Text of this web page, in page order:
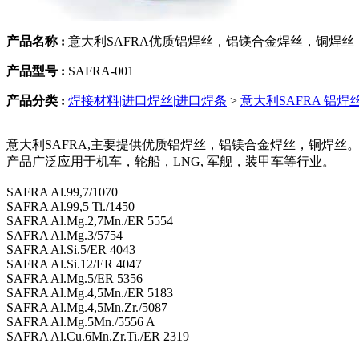
产品名称 : 意大利SAFRA优质铝焊丝，铝镁合金焊丝，铜焊丝
产品型号 : SAFRA-001
产品分类 : 焊接材料|进口焊丝|进口焊条 > 意大利SAFRA 铝焊
意大利SAFRA,主要提供优质铝焊丝，铝镁合金焊丝，铜焊丝。
产品广泛应用于机车，轮船，LNG, 军舰，装甲车等行业。
SAFRA Al.99,7/1070
SAFRA Al.99,5 Ti./1450
SAFRA Al.Mg.2,7Mn./ER 5554
SAFRA Al.Mg.3/5754
SAFRA Al.Si.5/ER 4043
SAFRA Al.Si.12/ER 4047
SAFRA Al.Mg.5/ER 5356
SAFRA Al.Mg.4,5Mn./ER 5183
SAFRA Al.Mg.4,5Mn.Zr./5087
SAFRA Al.Mg.5Mn./5556 A
SAFRA Al.Cu.6Mn.Zr.Ti./ER 2319